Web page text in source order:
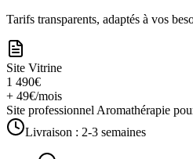
Tarifs transparents, adaptés à vos
Site Vitrine
1 490€
+ 49€/mois
Site professionnel Aromathérapie
Livraison : 2-3 semaines